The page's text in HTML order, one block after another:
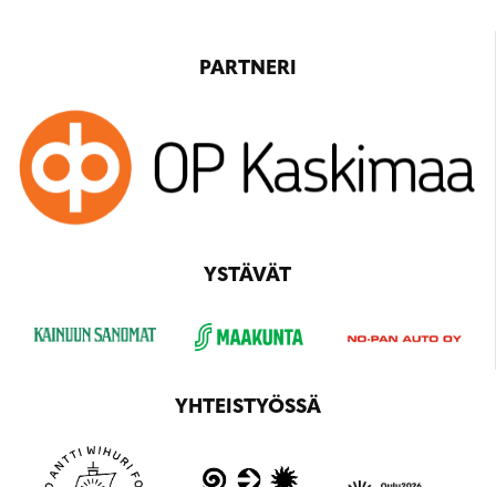
PARTNERI
YSTÄVÄT
YHTEISTYÖSSÄ